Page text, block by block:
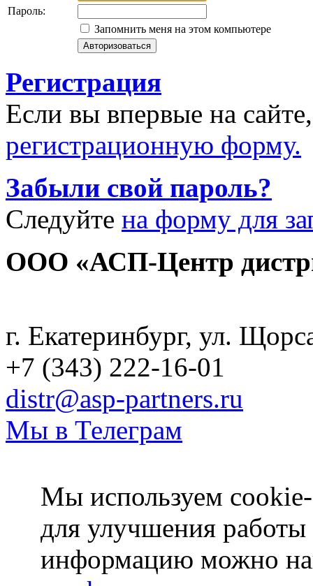
Пароль:
Запомнить меня на этом компьютере
Регистрация
Если вы впервые на
регистрационную форму.
Забыли свой пароль?
Следуйте на форму для
ООО «АСП-Центр
г. Екатеринбург, ул.
+7 (343) 222-16-01
distr@asp-partners.ru
Мы в Телеграм
Мы используем
для улучшения
информацию можно